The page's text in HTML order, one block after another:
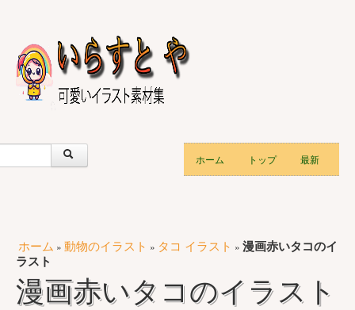
ホーム トップ 最新
ホーム » 動物のイラスト » タコ イラスト » 漫画赤いタコのイ
ラスト
漫画赤いタコのイラスト